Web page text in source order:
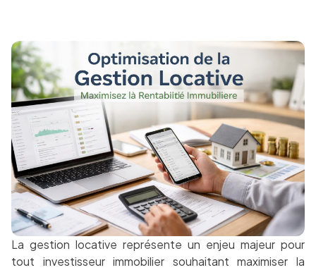
La gestion locative représente un enjeu majeur pour
tout investisseur immobilier souhaitant maximiser la